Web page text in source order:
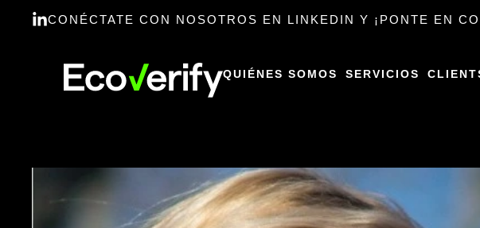
CONÉCTATE CON NOSOTROS EN LINKEDIN Y ¡PONTE EN
QUIÉNES SOMOS SERVICIOS